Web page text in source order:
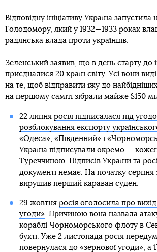
Відповідну ініціативу Україна
Голодомору, який у 1932—1933 роках
радянська влада проти українців.
Зеленський заявив, що в день старту до
приєдналися 20 країн світу. Усі вони
на те, щоб відправити їжу до
на першому саміті зібрали майже $150
22 липня росія підписалася під
розблокування експорту
«Одеса», «Південний» і
Україна підписували окремо —
Туреччиною. Підписів України та
документі немає. На початку серпня
вирушив перший караван суден.
29 жовтня росія оголосила про вихід
угоди». Причиною вона назвала
кораблі Чорноморського флоту в
бухті. Уже 2 листопада росія
повернулася до «зернової угоди», а